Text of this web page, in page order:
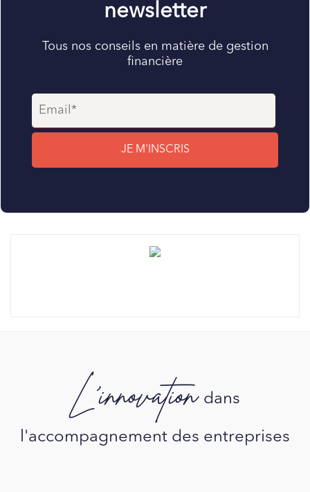
newsletter
Tous nos conseils en matière de gestion
financière
L'innovation dans
l'accompagnement des entreprises